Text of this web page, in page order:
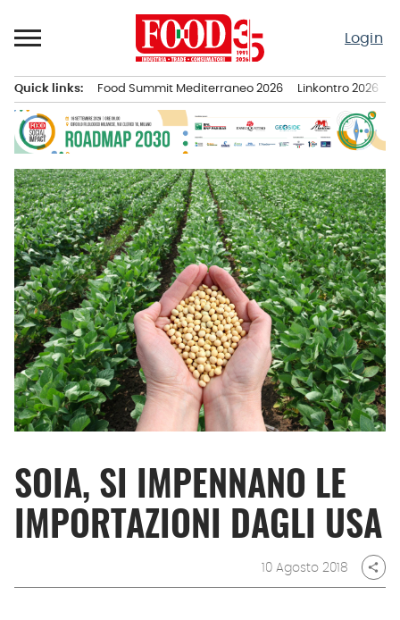
al
Login
principale
Quick links: Food Summit Mediterraneo 2026 Linkontro 2026
SOIA, SI IMPENNANO LE
IMPORTAZIONI DAGLI USA
10 Agosto 2018 share